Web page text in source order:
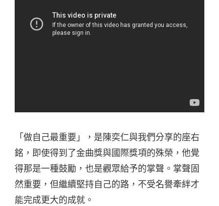
「做自己最重要」，是陳奕仁與我們分享的座右
銘，即使得到了金曲獎與國際獎項的殊榮，他覺
得那是一種鼓勵，也是觀眾給予的掌聲。掌聲固
然重要，但繼續堅持自己的路，不受名譽牽絆才
能完成更大的成就。